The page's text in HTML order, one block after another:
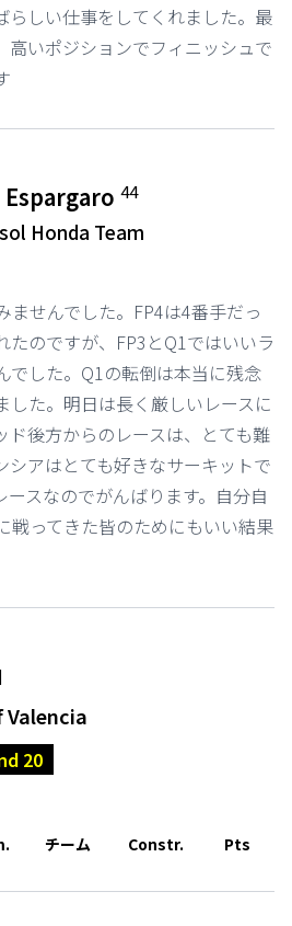
らしい仕事をしてくれました。最
高いポジションでフィニッシュで
Espargaro44
Honda Team
ませんでした。FP4は4番手だっ
たのですが、FP3とQ1ではいいラ
でした。Q1の転倒は本当に残念
した。明日は長く厳しいレースに
ド後方からのレースは、とても難
シアはとても好きなサーキットで
ースなのでがんばります。自分自
戦ってきた皆のためにもいい結果
Valencia
20
チーム Constr. Pts